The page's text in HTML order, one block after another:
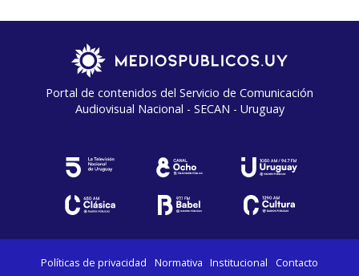
Portal de contenidos del Servicio de Comunicación
Audiovisual Nacional - SECAN - Uruguay
Políticas de privacidad Normativa Institucional Contacto